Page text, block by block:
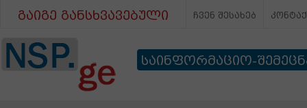
გაიგე განსხვავებული ჩვენ შესახებ
საინფორმაციო-